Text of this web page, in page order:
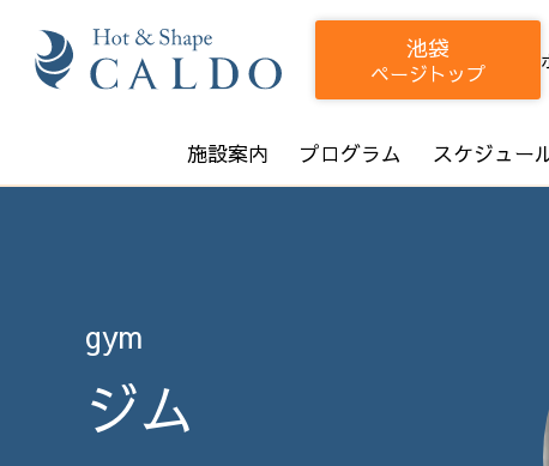
池袋
ページトップ
施設案内 プログラム スケジュー
gym
ジム